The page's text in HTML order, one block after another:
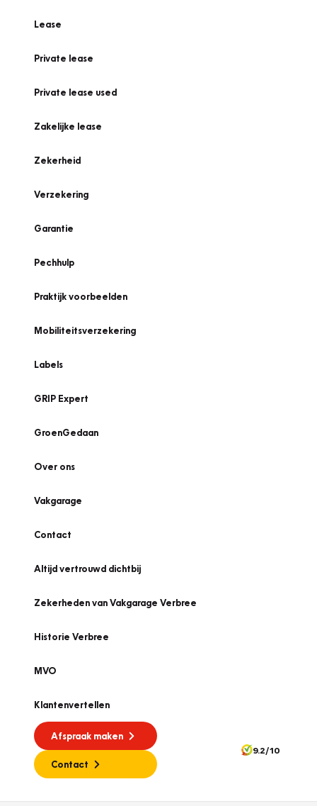
Lease
Private lease
Private lease used
Zakelijke lease
Zekerheid
Verzekering
Garantie
Pechhulp
Praktijk voorbeelden
Mobiliteitsverzekering
Labels
GRIP Expert
GroenGedaan
Over ons
Vakgarage
Contact
Altijd vertrouwd dichtbij
Zekerheden van Vakgarage Verbree
Historie Verbree
MVO
Klantenvertellen
Afspraak maken
Contact
9.2/10